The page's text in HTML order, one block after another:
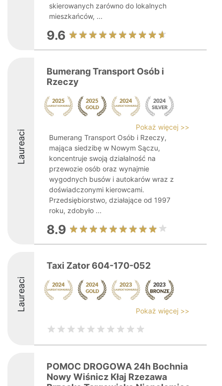
skierowanych zarówno do lokalnych
mieszkańców, ...
9.6
Laureaci
Bumerang Transport Osób i
Rzeczy
Pokaż więcej >>
Bumerang Transport Osób i Rzeczy,
mająca siedzibę w Nowym Sączu,
koncentruje swoją działalność na
przewozie osób oraz wynajmie
wygodnych busów i autokarów wraz z
doświadczonymi kierowcami.
Przedsiębiorstwo, działające od 1997
roku, zdobyło ...
8.9
Laureaci
Taxi Zator 604-170-052
Pokaż więcej >>
POMOC DROGOWA 24h Bochnia
Nowy Wiśnicz Kłaj Rzezawa